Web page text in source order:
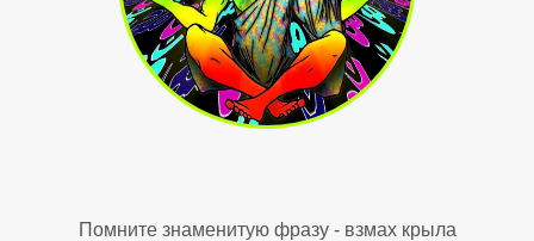
Помните знаменитую фразу - взмах крыла